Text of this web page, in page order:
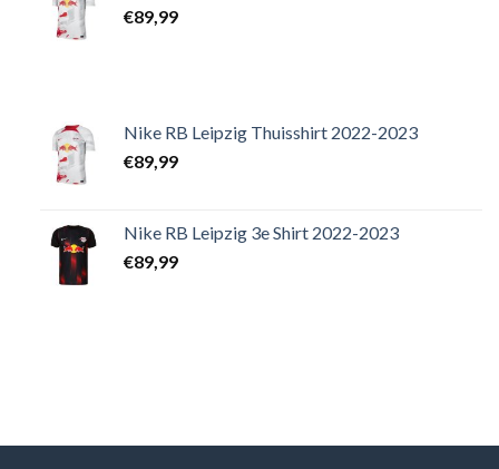
€89,99
Nike RB Leipzig Thuisshirt 2022-2023
€89,99
Nike RB Leipzig 3e Shirt 2022-2023
€89,99